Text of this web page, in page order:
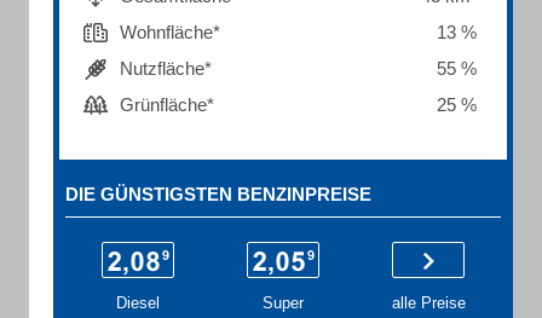
Wohnfläche*
13 %
Nutzfläche*
55 %
Grünfläche*
25 %
DIE GÜNSTIGSTEN BENZINPREISE
Diesel Super alle Preise